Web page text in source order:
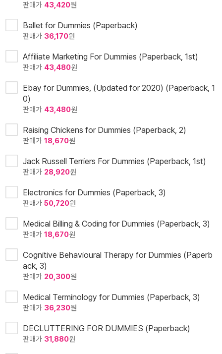
판매가 43,420원
Ballet for Dummies (Paperback)
판매가 36,170원
Affiliate Marketing For Dummies (Paperback, 1st)
판매가 43,480원
Ebay for Dummies, (Updated for 2020) (Paperback, 1
0)
판매가 43,480원
Raising Chickens for Dummies (Paperback, 2)
판매가 18,670원
Jack Russell Terriers For Dummies (Paperback, 1st)
판매가 28,920원
Electronics for Dummies (Paperback, 3)
판매가 50,720원
Medical Billing & Coding for Dummies (Paperback, 3)
판매가 18,670원
Cognitive Behavioural Therapy for Dummies (Paperb
ack, 3)
판매가 20,300원
Medical Terminology for Dummies (Paperback, 3)
판매가 36,230원
DECLUTTERING FOR DUMMIES (Paperback)
판매가 31,880원